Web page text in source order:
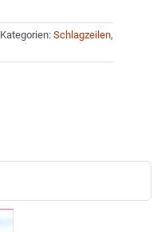
Kategorien: Schlagzeilen,